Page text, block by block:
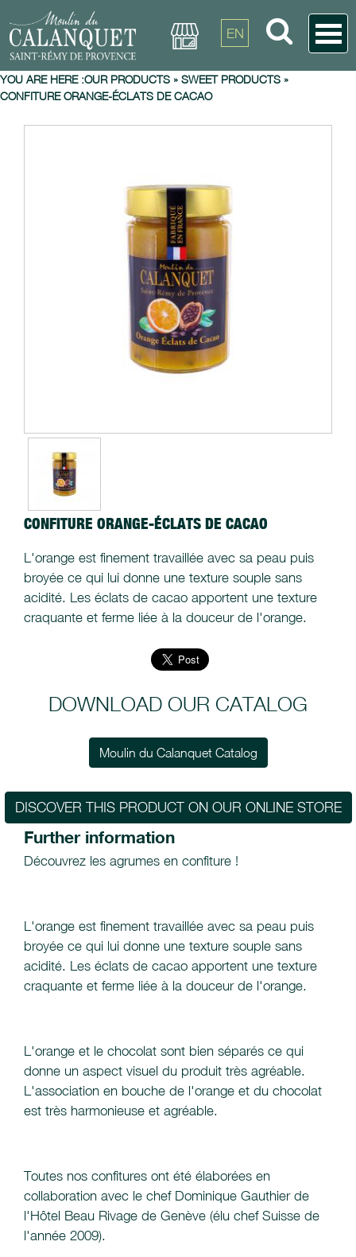
EN
YOU ARE HERE :OUR PRODUCTS » SWEET PRODUCTS »
CONFITURE ORANGE-ÉCLATS DE CACAO
CONFITURE ORANGE-ÉCLATS DE CACAO
L'orange est finement travaillée avec sa peau puis
broyée ce qui lui donne une texture souple sans
acidité. Les éclats de cacao apportent une texture
craquante et ferme liée à la douceur de l'orange.
DOWNLOAD OUR CATALOG
Moulin du Calanquet Catalog
DISCOVER THIS PRODUCT ON OUR ONLINE STORE
Further information
Découvrez les agrumes en confiture !
L'orange est finement travaillée avec sa peau puis
broyée ce qui lui donne une texture souple sans
acidité. Les éclats de cacao apportent une texture
craquante et ferme liée à la douceur de l'orange.
L'orange et le chocolat sont bien séparés ce qui
donne un aspect visuel du produit très agréable.
L'association en bouche de l'orange et du chocolat
est très harmonieuse et agréable.
Toutes nos confitures ont été élaborées en
collaboration avec le chef Dominique Gauthier de
l'Hôtel Beau Rivage de Genève (élu chef Suisse de
l'année 2009).